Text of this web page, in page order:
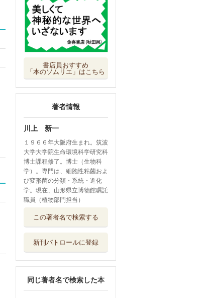
書店員おすすめ
「本のソムリエ」はこちら
著者情報
川上 新一
１９６６年大阪府生まれ。筑波
大学大学院生命環境科学研究科
博士課程修了。博士（生物科
学）。専門は、細胞性粘菌およ
び変形菌の分類・系統・進化
学。現在、山形県立博物館嘱託
職員（植物部門担当）
この著者名で検索する
新刊パトロールに登録
同じ著者名で検索した本
察を楽しむ自然...
山と溪谷社
ときめくコケ図鑑
きれいでふしぎな
粘菌